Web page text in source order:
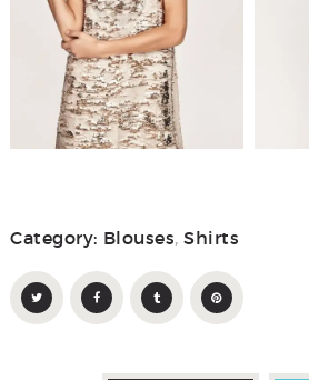
Category: Blouses, Shirts